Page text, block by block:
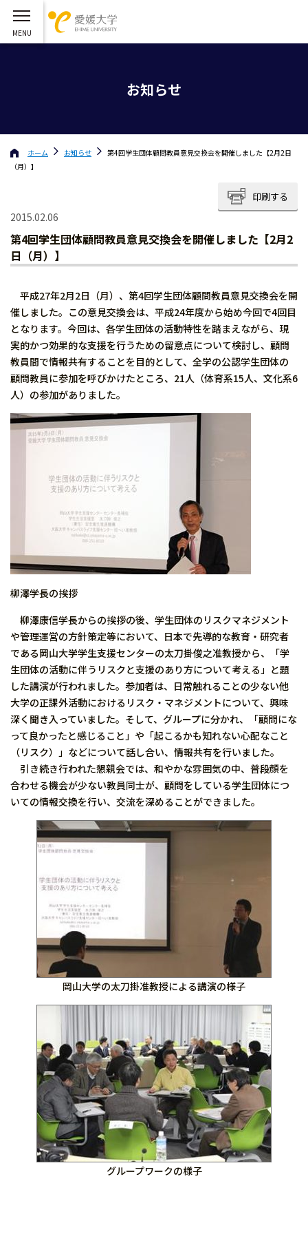
お知らせ
ホーム お知らせ
第4回学生団体顧問教員意見交換会を開催しました【2月2日
（月）】
印刷する
2015.02.06
第4回学生団体顧問教員意見交換会を開催しました【2月2
日（月）】
平成27年2月2日（月）、第4回学生団体顧問教員意見交換会を開
催しました。この意見交換会は、平成24年度から始め今回で4回目
となります。今回は、各学生団体の活動特性を踏まえながら、現
実的かつ効果的な支援を行うための留意点について検討し、顧問
教員間で情報共有することを目的として、全学の公認学生団体の
顧問教員に参加を呼びかけたところ、21人（体育系15人、文化系6
人）の参加がありました。
柳澤学長の挨拶
柳澤康信学長からの挨拶の後、学生団体のリスクマネジメント
や管理運営の方針策定等において、日本で先導的な教育・研究者
である岡山大学学生支援センターの太刀掛俊之准教授から、「学
生団体の活動に伴うリスクと支援のあり方について考える」と題
した講演が行われました。参加者は、日常触れることの少ない他
大学の正課外活動におけるリスク・マネジメントについて、興味
深く聞き入っていました。そして、グループに分かれ、「顧問にな
って良かったと感じること」や「起こるかも知れない心配なこと
（リスク）」などについて話し合い、情報共有を行いました。
引き続き行われた懇親会では、和やかな雰囲気の中、普段顔を
合わせる機会が少ない教員同士が、顧問をしている学生団体につ
いての情報交換を行い、交流を深めることができました。
岡山大学の太刀掛准教授による講演の様子
グループワークの様子